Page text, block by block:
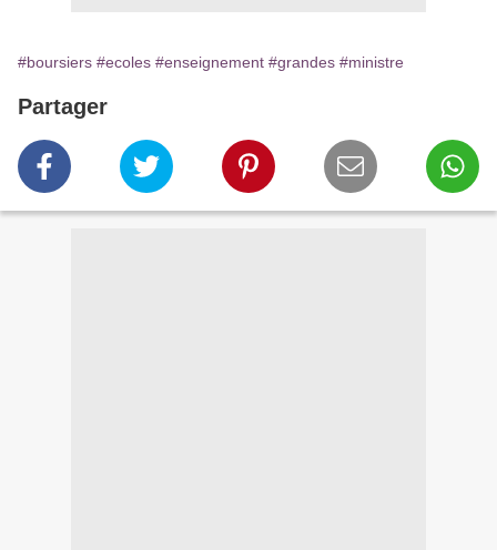
#boursiers #ecoles #enseignement #grandes #ministre
Partager